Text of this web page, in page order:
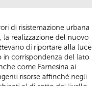
di risistemazione urbana
realizzazione del nuovo
di riportare alla luce
in corrispondenza del lato
come Farnesina ai
risorse affinché negli